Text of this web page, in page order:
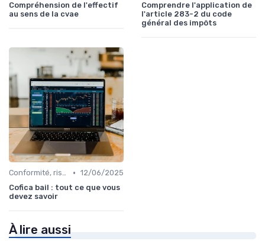
Compréhension de l'effectif
au sens de la cvae
Comprendre l'application de
l'article 283-2 du code
général des impôts
Conformité, risques & réglementation • 12/06/2025
Cofica bail : tout ce que vous
devez savoir
À lire aussi